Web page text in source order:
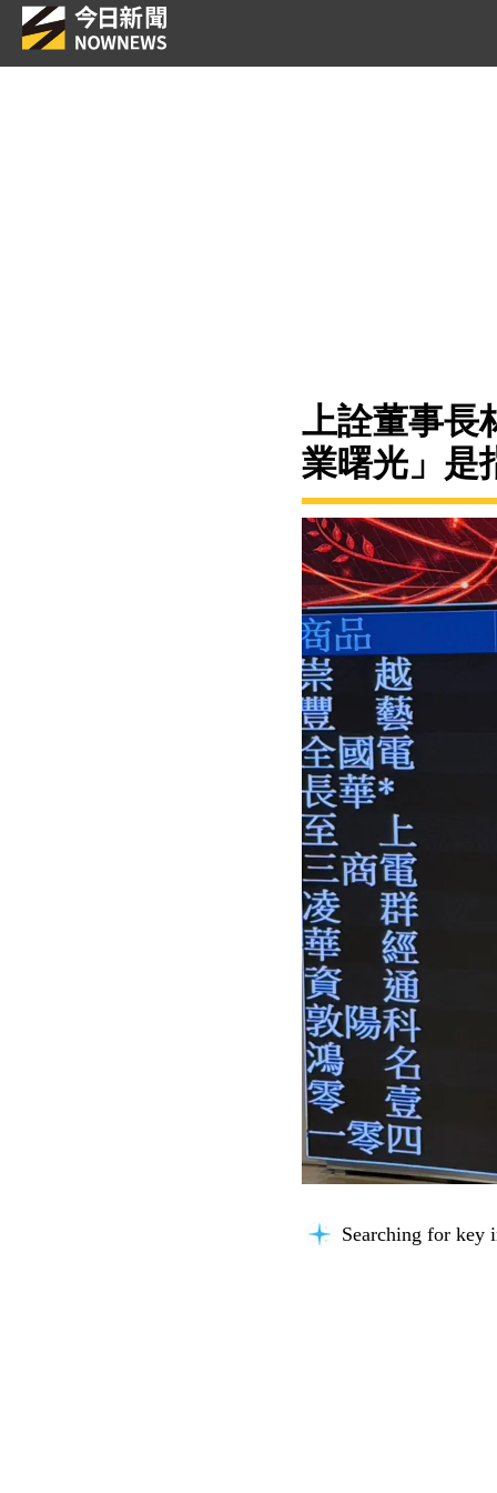
上詮董事長
業曙光」是
Searching for key